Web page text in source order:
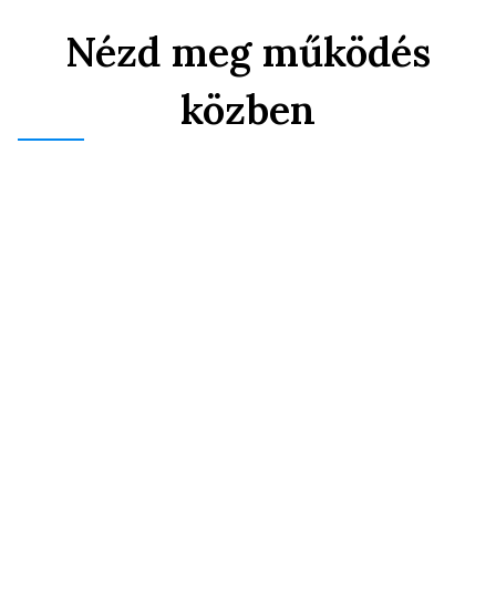
Nézd meg működés
közben